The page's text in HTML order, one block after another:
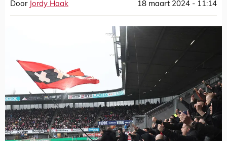
Door Jordy Haak 18 maart 2024 - 11:14